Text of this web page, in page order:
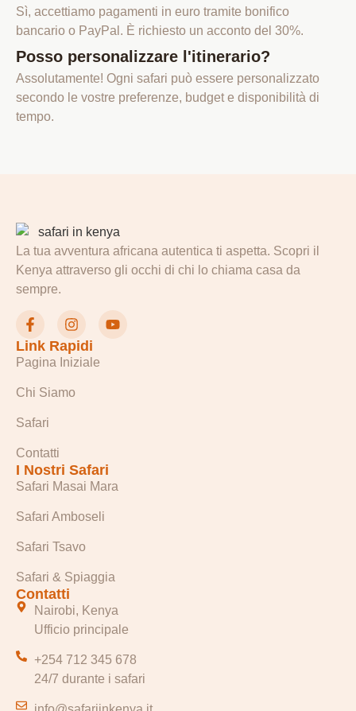
Sì, accettiamo pagamenti in euro tramite bonifico
bancario o PayPal. È richiesto un acconto del 30%.
Posso personalizzare l'itinerario?
Assolutamente! Ogni safari può essere personalizzato
secondo le vostre preferenze, budget e disponibilità di
tempo.
La tua avventura africana autentica ti aspetta. Scopri il
Kenya attraverso gli occhi di chi lo chiama casa da
sempre.
Link Rapidi
Pagina Iniziale
Chi Siamo
Safari
Contatti
I Nostri Safari
Safari Masai Mara
Safari Amboseli
Safari Tsavo
Safari & Spiaggia
Contatti
Nairobi, Kenya
Ufficio principale
+254 712 345 678
24/7 durante i safari